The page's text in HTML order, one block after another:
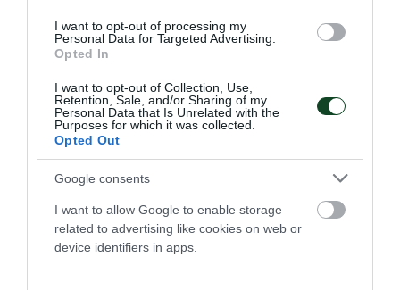
I want to opt-out of processing my
Personal Data for Targeted Advertising.
Opted In
I want to opt-out of Collection, Use,
Retention, Sale, and/or Sharing of my
Personal Data that Is Unrelated with the
Purposes for which it was collected.
Opted Out
Google consents
I want to allow Google to enable storage
related to advertising like cookies on web or
device identifiers in apps.
Πράσινη ατμόσφαιρα στη
Μυτιλήνη
Η ομάδα Αγοριών Κ17 του Παναθηναϊκού έδωσε δύο ακόμα
φιλικά ματς στη Μυτιλήνη έχοντας τη συμπαράσταση των
φιλάθλων του Συλλόγου.